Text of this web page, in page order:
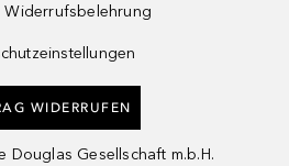
Widerrufsbelehrung
WIDERRUFEN
Douglas Gesellschaft m.b.H.